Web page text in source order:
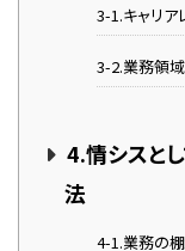
3-1.キャリ
3-2.業務領
4.情シスと
法
4-1.業務の